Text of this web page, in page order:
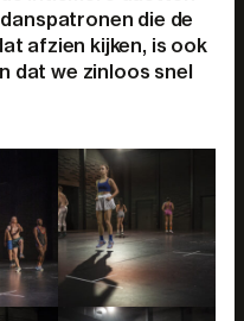
die de
afzien kijken, is ook
dat we zinloos snel